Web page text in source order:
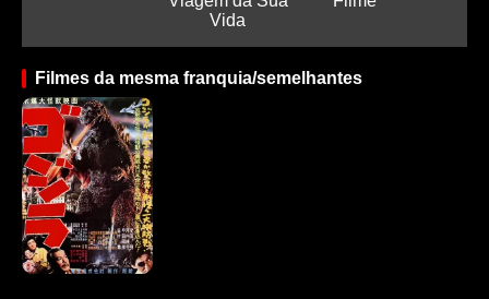
Vida
Filmes da mesma franquia/semelhantes